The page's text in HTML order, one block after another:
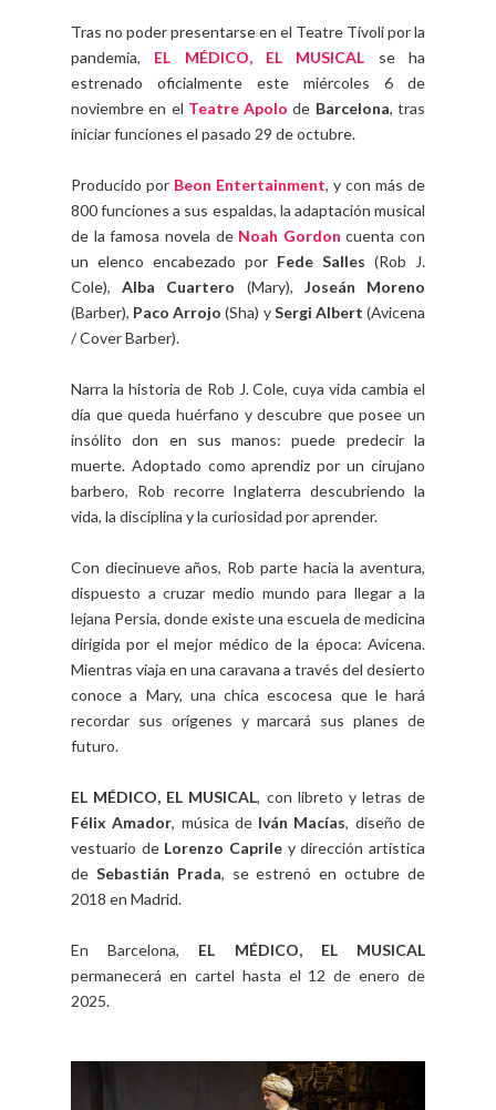
Tras no poder presentarse en el Teatre Tívoli por la
pandemia, EL MÉDICO, EL MUSICAL se ha
estrenado oficialmente este miércoles 6 de
noviembre en el Teatre Apolo de Barcelona, tras
iniciar funciones el pasado 29 de octubre.
Producido por Beon Entertainment, y con más de
800 funciones a sus espaldas, la adaptación musical
de la famosa novela de Noah Gordon cuenta con
un elenco encabezado por Fede Salles (Rob J.
Cole),Alba Cuartero (Mary), Joseán Moreno
(Barber), Paco Arrojo (Sha) ySergi Albert (Avicena
/ Cover Barber).
Narra la historia de Rob J. Cole, cuya vida cambia el
día que queda huérfano y descubre que posee un
insólito don en sus manos: puede predecir la
muerte. Adoptado como aprendiz por un cirujano
barbero, Rob recorre Inglaterra descubriendo la
vida, la disciplina y la curiosidad por aprender.
Con diecinueve años, Rob parte hacia la aventura,
dispuesto a cruzar medio mundo para llegar a la
lejana Persia, donde existe una escuela de medicina
dirigida por el mejor médico de la época: Avicena.
Mientras viaja en una caravana a través del desierto
conoce a Mary, una chica escocesa que le hará
recordar sus orígenes y marcará sus planes de
futuro.
EL MÉDICO, EL MUSICAL, con libreto y letras de
Félix Amador, música de Iván Macías, diseño de
vestuario de Lorenzo Caprile y dirección artística
de Sebastián Prada, se estrenó en octubre de
2018 en Madrid.
En Barcelona, EL MÉDICO, EL MUSICAL
permanecerá en cartel hasta el 12 de enero de
2025.